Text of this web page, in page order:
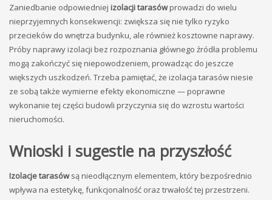
Zaniedbanie odpowiedniej izolacji tarasówprowadzi do wielu
nieprzyjemnych konsekwencji: zwiększa się nie tylko ryzyko
przecieków do wnętrza budynku, ale również kosztowne naprawy.
Próby naprawy izolacji bez rozpoznania głównego źródła problemu
mogą zakończyć się niepowodzeniem, prowadząc do jeszcze
większych uszkodzeń. Trzeba pamiętać, że izolacja tarasów niesie
ze sobą także wymierne efekty ekonomiczne — poprawne
wykonanie tej części budowli przyczynia się do wzrostu wartości
nieruchomości.
Wnioski i sugestie na przyszłość
Izolacje tarasówsą nieodłącznym elementem, który bezpośrednio
wpływa na estetykę, funkcjonalność oraz trwałość tej przestrzeni.